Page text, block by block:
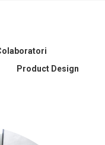
Product Design